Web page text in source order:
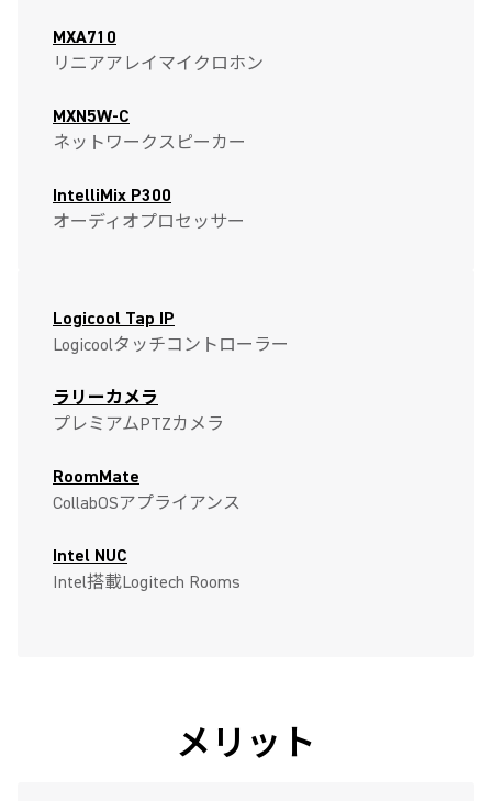
MXA710
リニアアレイマイクロホン
MXN5W-C
ネットワークスピーカー
IntelliMix P300
オーディオプロセッサー
Logicool Tap IP
Logicoolタッチコントローラー
ラリーカメラ
プレミアムPTZカメラ
RoomMate
CollabOSアプライアンス
Intel NUC
Intel搭載Logitech Rooms
メリット